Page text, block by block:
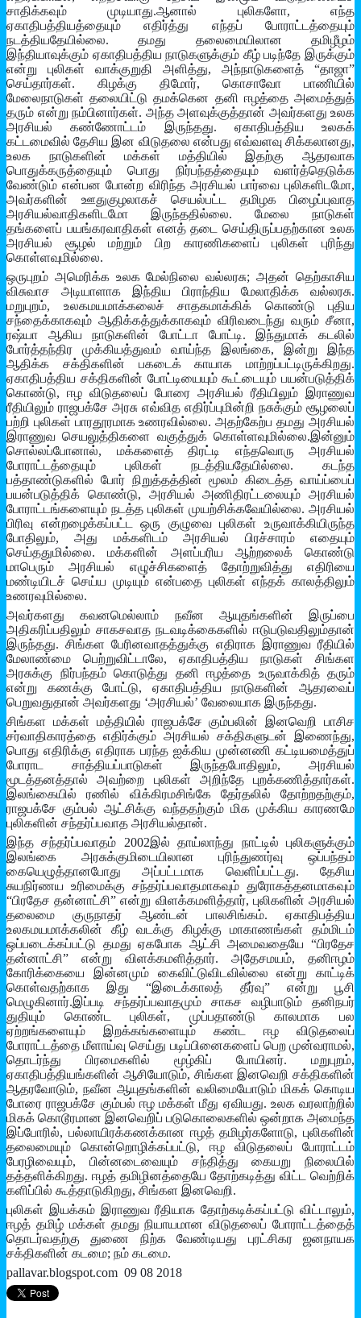
சாதிக்கவும் முடியாது.ஆனால் புலிகளோ, எந்த
ஏகாதிபத்தியத்தையும் எதிர்த்து எந்தப் போராட்டத்தையும்
நடத்தியதேயில்லை. தமது தலைமையிலான தமிழீழம்
இந்தியாவுக்கும் ஏகாதிபத்திய நாடுகளுக்கும் கீழ் படிந்தே இருக்கும்
என்று புலிகள் வாக்குறுதி அளித்து, அந்நாடுகளைத் “தாஜா”
செய்தார்கள். கிழக்கு திமோர், கொசாவோ பாணியில்
மேலைநாடுகள் தலையிட்டு தமக்கென தனி ஈழத்தை அமைத்துத்
தரும் என்று நம்பினார்கள். அந்த அளவுக்குத்தான் அவர்களது உலக
அரசியல் கண்ணோட்டம் இருந்தது. ஏகாதிபத்திய உலகக்
கட்டமைவில் தேசிய இன விடுதலை என்பது எவ்வளவு சிக்கலானது,
உலக நாடுகளின் மக்கள் மத்தியில் இதற்கு ஆதரவாக
பொதுக்கருத்தையும் பொது நிர்பந்தத்தையும் வளர்த்தெடுக்க
வேண்டும் என்பன போன்ற விரிந்த அரசியல் பார்வை புலிகளிடமோ,
அவர்களின் ஊதுகுழலாகச் செயல்பட்ட தமிழக பிழைப்புவாத
அரசியல்வாதிகளிடமோ இருந்ததில்லை. மேலை நாடுகள்
தங்களைப் பயங்கரவாதிகள் எனத் தடை செய்திருப்பதற்கான உலக
அரசியல் சூழல் மற்றும் பிற காரணிகளைப் புலிகள் புரிந்து
கொள்ளவுமில்லை.
ஒருபுறம் அமெரிக்க உலக மேல்நிலை வல்லரசு; அதன் தெற்காசிய
விசுவாச அடியாளாக இந்திய பிராந்திய மேலாதிக்க வல்லரசு.
மறுபுறம், உலகமயமாக்கலைச் சாதகமாக்கிக் கொண்டு புதிய
சந்தைக்காகவும் ஆதிக்கத்துக்காகவும் விரிவடைந்து வரும் சீனா,
ரஷ்யா ஆகிய நாடுகளின் போட்டா போட்டி. இந்துமாக் கடலில்
போர்த்தந்திர முக்கியத்துவம் வாய்ந்த இலங்கை, இன்று இந்த
ஆதிக்க சக்திகளின் பகடைக் காயாக மாற்றப்பட்டிருக்கிறது.
ஏகாதிபத்திய சக்திகளின் போட்டியையும் கூட்டையும் பயன்படுத்திக்
கொண்டு, ஈழ விடுதலைப் போரை அரசியல் ரீதியிலும் இராணுவ
ரீதியிலும் ராஜபக்சே அரசு எவ்வித எதிர்ப்புமின்றி நசுக்கும் சூழலைப்
பற்றி புலிகள் பாரதூரமாக உணரவில்லை. அதற்கேற்ப தமது அரசியல்
இராணுவ செயலுத்திகளை வகுத்துக் கொள்ளவுமில்லை.இன்னும்
சொல்லப்போனால், மக்களைத் திரட்டி எந்தவொரு அரசியல்
போராட்டத்தையும் புலிகள் நடத்தியதேயில்லை. கடந்த
பத்தாண்டுகளில் போர் நிறுத்தத்தின் மூலம் கிடைத்த வாய்ப்பைப்
பயன்படுத்திக் கொண்டு, அரசியல் அணிதிரட்டலையும் அரசியல்
போராட்டங்களையும் நடத்த புலிகள் முயற்சிக்கவேயில்லை. அரசியல்
பிரிவு என்றழைக்கப்பட்ட ஒரு குழுவை புலிகள் உருவாக்கியிருந்த
போதிலும், அது மக்களிடம் அரசியல் பிரச்சாரம் எதையும்
செய்ததுமில்லை. மக்களின் அளப்பரிய ஆற்றலைக் கொண்டு
மாபெரும் அரசியல் எழுச்சிகளைத் தோற்றுவித்து எதிரியை
மண்டியிடச் செய்ய முடியும் என்பதை புலிகள் எந்தக் காலத்திலும்
உணரவுமில்லை.
அவர்களது கவனமெல்லாம் நவீன ஆயுதங்களின் இருப்பை
அதிகரிப்பதிலும் சாகசவாத நடவடிக்கைகளில் ஈடுபடுவதிலும்தான்
இருந்தது. சிங்கள பேரினவாதத்துக்கு எதிராக இராணுவ ரீதியில்
மேலாண்மை பெற்றுவிட்டாலே, ஏகாதிபத்திய நாடுகள் சிங்கள
அரசுக்கு நிர்பந்தம் கொடுத்து தனி ஈழத்தை உருவாக்கித் தரும்
என்று கணக்கு போட்டு, ஏகாதிபத்திய நாடுகளின் ஆதரவைப்
பெறுவதுதான் அவர்களது ‘அரசியல்’ வேலையாக இருந்தது.
சிங்கள மக்கள் மத்தியில் ராஜபக்சே கும்பலின் இனவெறி பாசிச
சர்வாதிகாரத்தை எதிர்க்கும் அரசியல் சக்திகளுடன் இணைந்து,
பொது எதிரிக்கு எதிராக பரந்த ஐக்கிய முன்னணி கட்டியமைத்துப்
போராட சாத்தியப்பாடுகள் இருந்தபோதிலும், அரசியல்
மூடத்தனத்தால் அவற்றை புலிகள் அறிந்தே புறக்கணித்தார்கள்.
இலங்கையில் ரணில் விக்கிரமசிங்கே தேர்தலில் தோற்றதற்கும்,
ராஜபக்சே கும்பல் ஆட்சிக்கு வந்ததற்கும் மிக முக்கிய காரணமே
புலிகளின் சந்தர்ப்பவாத அரசியல்தான்.
இந்த சந்தர்ப்பவாதம் 2002இல் தாய்லாந்து நாட்டில் புலிகளுக்கும்
இலங்கை அரசுக்குமிடையிலான புரிந்துணர்வு ஒப்பந்தம்
கையெழுத்தானபோது அப்பட்டமாக வெளிப்பட்டது. தேசிய
சுயநிர்ணய உரிமைக்கு சந்தர்ப்பவாதமாகவும் துரோகத்தனமாகவும்
“பிரதேச தன்னாட்சி” என்று விளக்கமளித்தார், புலிகளின் அரசியல்
தலைமை குருநாதர் ஆண்டன் பாலசிங்கம். ஏகாதிபத்திய
உலகமயமாக்கலின் கீழ் வடக்கு கிழக்கு மாகாணங்கள் தம்மிடம்
ஒப்படைக்கப்பட்டு தமது ஏகபோக ஆட்சி அமைவதையே “பிரதேச
தன்னாட்சி” என்று விளக்கமளித்தார். அதேசமயம், தனிஈழம்
கோரிக்கையை இன்னமும் கைவிட்டுவிடவில்லை என்று காட்டிக்
கொள்வதற்காக இது “இடைக்காலத் தீர்வு” என்று பூசி
மெழுகினார்.இப்படி சந்தர்ப்பவாதமும் சாகச வழிபாடும் தனிநபர்
துதியும் கொண்ட புலிகள், முப்பதாண்டு காலமாக பல
ஏற்றங்களையும் இறக்கங்களையும் கண்ட ஈழ விடுதலைப்
போராட்டத்தை மீளாய்வு செய்து படிப்பினைகளைப் பெற முன்வராமல்,
தொடர்ந்து பிரமைகளில் மூழ்கிப் போயினர். மறுபுறம்,
ஏகாதிபத்தியங்களின் ஆசியோடும், சிங்கள இனவெறி சக்திகளின்
ஆதரவோடும், நவீன ஆயுதங்களின் வலிமையோடும் மிகக் கொடிய
போரை ராஜபக்சே கும்பல் ஈழ மக்கள் மீது ஏவியது. உலக வரலாற்றில்
மிகக் கொடூரமான இனவெறிப் படுகொலைகளில் ஒன்றாக அமைந்த
இப்போரில், பல்லாயிரக்கணக்கான ஈழத் தமிழர்களோடு, புலிகளின்
தலைமையும் கொன்றொழிக்கப்பட்டு, ஈழ விடுதலைப் போராட்டம்
பேரழிவையும், பின்னடைவையும் சந்தித்து கையறு நிலையில்
தத்தளிக்கிறது. ஈழத் தமிழினத்தையே தோற்கடித்து விட்ட வெற்றிக்
களிப்பில் கூத்தாடுகிறது, சிங்கள இனவெறி.
புலிகள் இயக்கம் இராணுவ ரீதியாக தோற்கடிக்கப்பட்டு விட்டாலும்,
ஈழத் தமிழ் மக்கள் தமது நியாயமான விடுதலைப் போராட்டத்தைத்
தொடர்வதற்கு துணை நிற்க வேண்டியது புரட்சிகர ஜனநாயக
சக்திகளின் கடமை; நம் கடமை.
pallavar.blogspot.com 09 08 2018